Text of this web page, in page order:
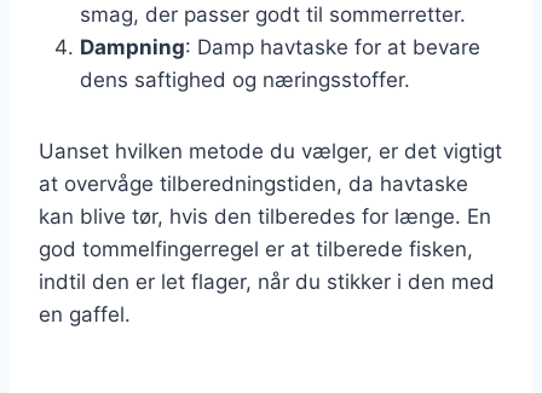
smag, der passer godt til sommerretter.
Dampning: Damp havtaske for at bevare
dens saftighed og næringsstoffer.
Uanset hvilken metode du vælger, er det vigtigt
at overvåge tilberedningstiden, da havtaske
kan blive tør, hvis den tilberedes for længe. En
god tommelfingerregel er at tilberede fisken,
indtil den er let flager, når du stikker i den med
en gaffel.